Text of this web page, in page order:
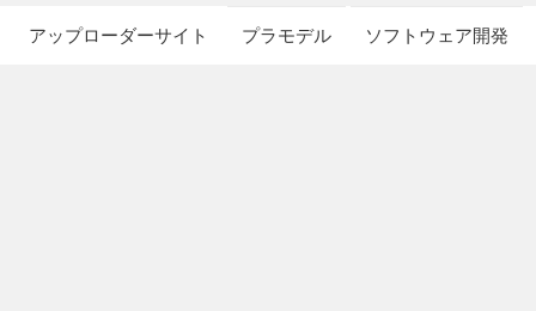
アップローダーサイト プラモデル ソフトウェア開発